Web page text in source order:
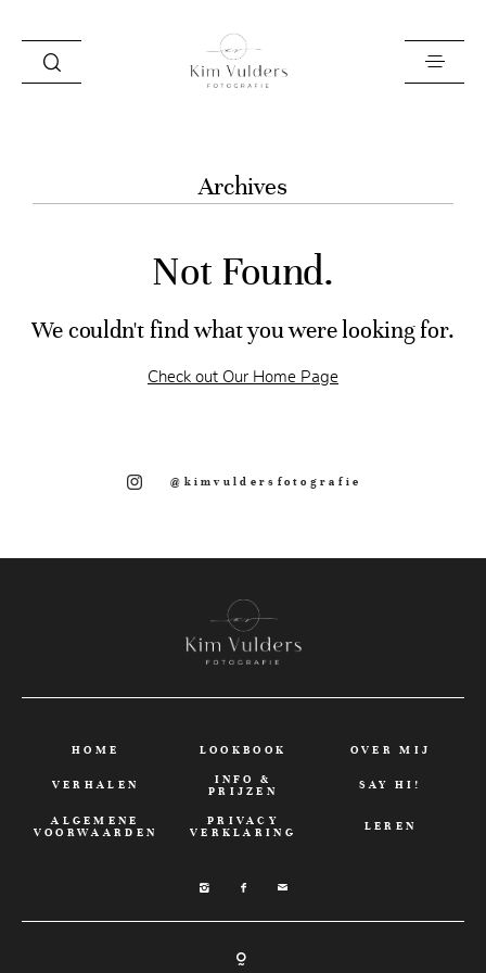
LOOKBOOK
INFO EN PRIJZEN
Archives
Not Found.
We couldn't find what you were looking for.
Check out Our Home Page
@kimvuldersfotografie
HOME LOOKBOOK OVER MIJ
VERHALEN
INFO &
PRIJZEN
SAY HI!
ALGEMENE
VOORWAARDEN
PRIVACY
VERKLARING
LEREN